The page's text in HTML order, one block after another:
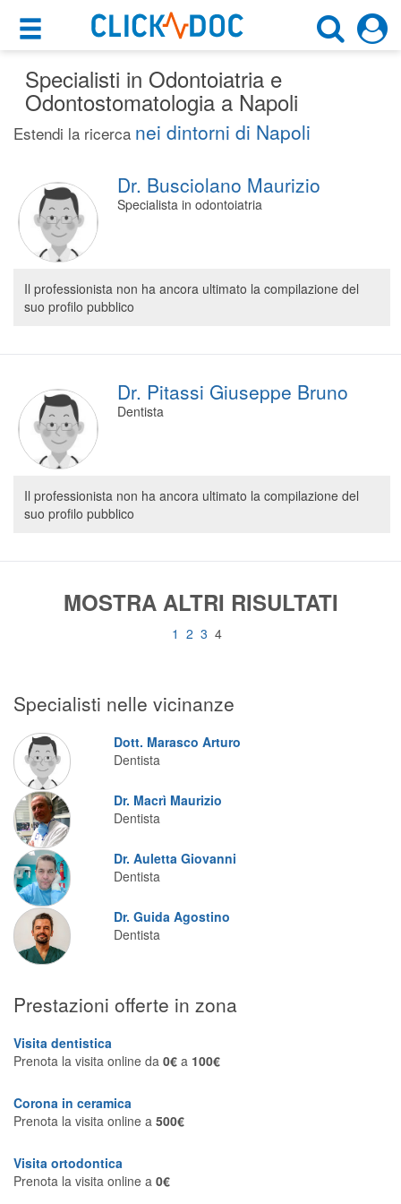
×
Motore di ricerca
×
Cerca uno specialista
Napoli (NA)
Cosa possiamo offrirti
Per i pazienti
Prenota una visita
Ricerca specialisti
Consulti online
(su medicitalia.it)
Per gli specialisti
Prenotazioni online
Planner e rubrica in cloud
Segreteria virtuale
Teleconsulto
Specialisti in Odontoiatria e
Odontostomatologia a Napoli
Estendi la ricerca nei dintorni di Napoli
Dr. Busciolano Maurizio
Specialista in odontoiatria
Il professionista non ha ancora ultimato la compilazione del
suo profilo pubblico
Dr. Pitassi Giuseppe Bruno
Dentista
Il professionista non ha ancora ultimato la compilazione del
suo profilo pubblico
MOSTRA ALTRI RISULTATI
1 2 3 4
Specialisti nelle vicinanze
Dott. Marasco Arturo
Dentista
Dr. Macrì Maurizio
Dentista
Dr. Auletta Giovanni
Dentista
Dr. Guida Agostino
Dentista
Prestazioni offerte in zona
Visita dentistica
Prenota la visita online da 0€ a 100€
Corona in ceramica
Prenota la visita online a 500€
Visita ortodontica
Prenota la visita online a 0€